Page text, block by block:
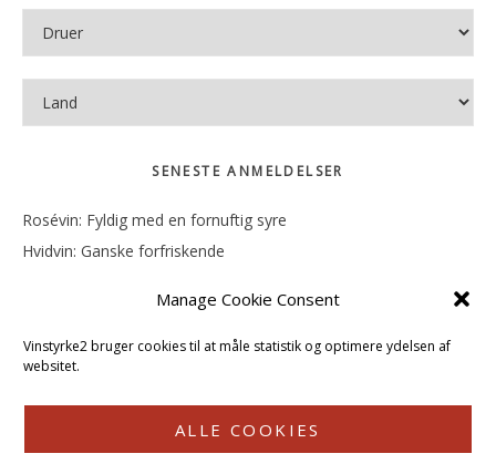
Manage Cookie Consent
Vinstyrke2 bruger cookies til at måle statistik og optimere ydelsen af
websitet.
ALLE COOKIES
SENESTE ANMELDELSER
Rosévin: Fyldig med en fornuftig syre
Hvidvin: Ganske forfriskende
Hvidvin: Smørfedme og tropisk sødme
Rosévin: Blød, rund og sødladen